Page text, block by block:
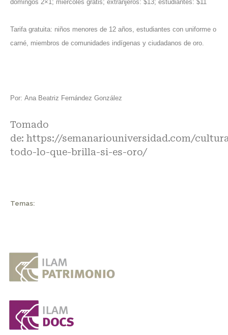
domingos 2×1; miércoles gratis; extranjeros: $13; estudiantes: $11
Tarifa gratuita: niños menores de 12 años, estudiantes con uniforme o
carné, miembros de comunidades indígenas y ciudadanos de oro.
Por: Ana Beatriz Fernández González
Tomado
de: https://semanariouniversidad.com/
todo-lo-que-brilla-si-es-oro/
Temas: